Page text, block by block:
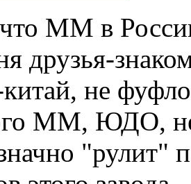
ММ в
друзья-
не
ММ, ЮДО,
"рулит"